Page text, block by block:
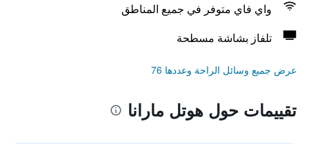
واي فاي متوفر في جميع المناطق
تلفاز بشاشة مسطحة
عرض جميع وسائل الراحة وعددها 76
تقييمات حول هوتل مارانا